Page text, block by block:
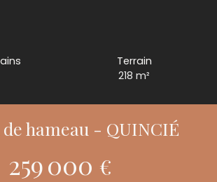
Terrain
218m²
hameau - QUINCIÉ
259 000 €